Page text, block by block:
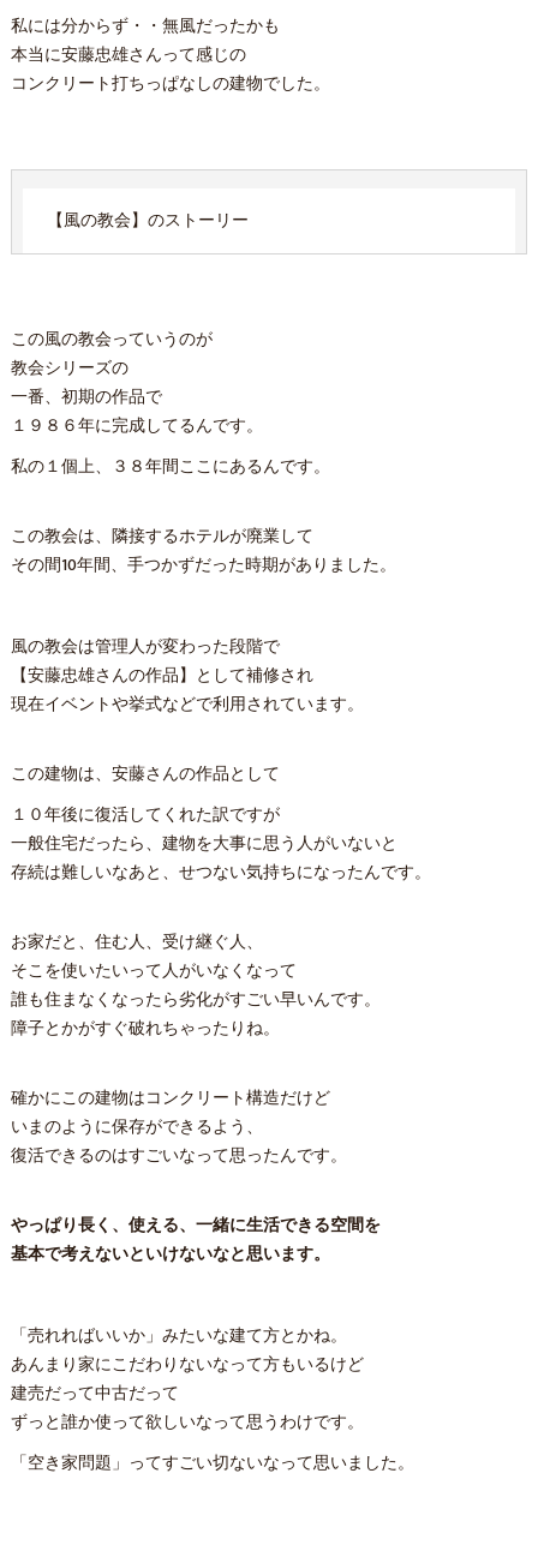
私には分からず・・無風だったかも
本当に安藤忠雄さんって感じの
コンクリート打ちっぱなしの建物でした。
【風の教会】のストーリー
この風の教会っていうのが
教会シリーズの
一番、初期の作品で
１９８６年に完成してるんです。
私の１個上、３８年間ここにあるんです。
この教会は、隣接するホテルが廃業して
その間10年間、手つかずだった時期がありました。
風の教会は管理人が変わった段階で
【安藤忠雄さんの作品】として補修され
現在イベントや挙式などで利用されています。
この建物は、安藤さんの作品として
１０年後に復活してくれた訳ですが
一般住宅だったら、建物を大事に思う人がいないと
存続は難しいなあと、せつない気持ちになったんです。
お家だと、住む人、受け継ぐ人、
そこを使いたいって人がいなくなって
誰も住まなくなったら劣化がすごい早いんです。
障子とかがすぐ破れちゃったりね。
確かにこの建物はコンクリート構造だけど
いまのように保存ができるよう、
復活できるのはすごいなって思ったんです。
やっぱり長く、使える、一緒に生活できる空間を
基本で考えないといけないなと思います。
「売れればいいか」みたいな建て方とかね。
あんまり家にこだわりないなって方もいるけど
建売だって中古だって
ずっと誰か使って欲しいなって思うわけです。
「空き家問題」ってすごい切ないなって思いました。